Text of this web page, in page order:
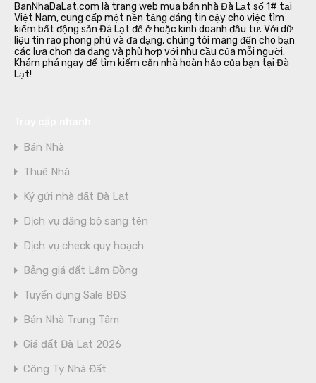
BanNhaDaLat.com là trang web mua bán nhà Đà Lạt số 1# tại
Việt Nam, cung cấp một nền tảng đáng tin cậy cho việc tìm
kiếm bất động sản Đà Lạt để ở hoặc kinh doanh đầu tư. Với dữ
liệu tin rao phong phú và đa dạng, chúng tôi mang đến cho bạn
các lựa chọn đa dạng và phù hợp với nhu cầu của mỗi người.
Khám phá ngay để tìm kiếm căn nhà hoàn hảo của bạn tại Đà
Lạt!
Bán Nhà
Thuê Nhà
Ký gửi nhà đất Đà Lạt
Dịch vụ đăng bộ sang tên
Dịch vụ check quy hoạch
Bảng giá đất Lâm Đồng
Tuyển dụng Sale BĐS
Bán Nhà Trung Tâm
Giá đất Đà Lạt 2026
Công Ty Nhà Đất